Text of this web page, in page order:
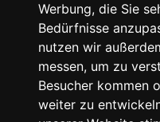
Werbung, die Sie
Bedürfnisse
nutzen wir
messen, um zu
Besucher kommen
weiter zu